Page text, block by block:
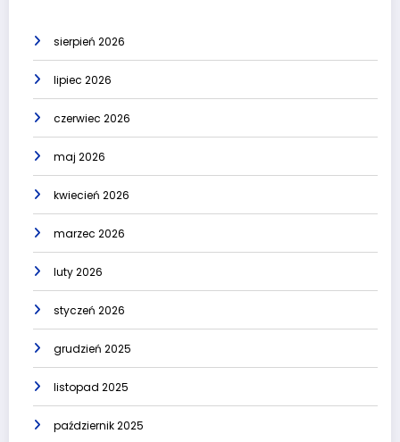
sierpień 2026
lipiec 2026
czerwiec 2026
maj 2026
kwiecień 2026
marzec 2026
luty 2026
styczeń 2026
grudzień 2025
listopad 2025
październik 2025